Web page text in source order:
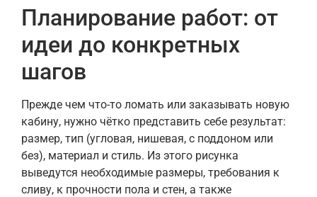
Планирование работ: от
идеи до конкретных
шагов
Прежде чем что-то ломать или заказывать новую
кабину, нужно чётко представить себе результат:
размер, тип (угловая, нишевая, с поддоном или
без), материал и стиль. Из этого рисунка
выведутся необходимые размеры, требования к
сливу, к прочности пола и стен, а также